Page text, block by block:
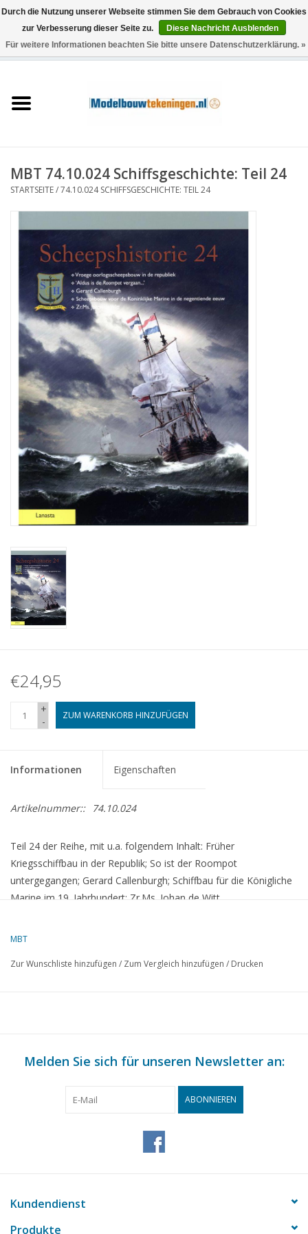
0 Artikel - €0,00
Schiffe
Holzbau
Maschinen
Dokumentation
Zeitschriften
Neue Zeichnungen
NEUE ZEITSCHRIFTEN
ABONNEMENT DER
MODELLBAUER
Baubeschreibungen
MBT 74.10.024 Schiffsgeschichte: Teil 24
STARTSEITE/74.10.024 SCHIFFSGESCHICHTE: TEIL 24
€24,95
+
-
ZUM WARENKORB HINZUFÜGEN
Informationen Eigenschaften
Artikelnummer:: 74.10.024
Teil 24 der Reihe, mit u.a. folgendem Inhalt: Früher
Kriegsschiffbau in der Republik; So ist der Roompot
untergegangen; Gerard Callenburgh; Schiffbau für die Königliche
Marine im 19. Jahrhundert; Zr.Ms. Johan de Witt.
Lanasta, Emmen; ISBN 978-90-8616-331-1
dM 2/2018
MBT
Zur Wunschliste hinzufügen / Zum Vergleich hinzufügen / Drucken
Melden Sie sich für unseren Newsletter an:
ABONNIEREN
Kundendienst
Produkte
Durch die Nutzung unserer Webseite stimmen Sie dem Gebrauch von Cookies
zur Verbesserung dieser Seite zu.
Diese Nachricht Ausblenden
Für weitere Informationen beachten Sie bitte unsere Datenschutzerklärung. »